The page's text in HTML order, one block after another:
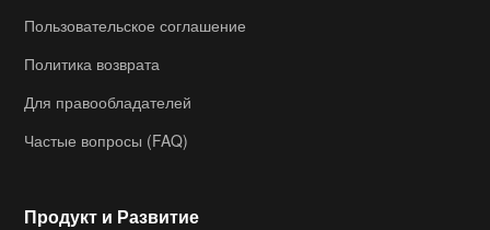
Пользовательское соглашение
Политика возврата
Для правообладателей
Частые вопросы (FAQ)
Продукт и Развитие